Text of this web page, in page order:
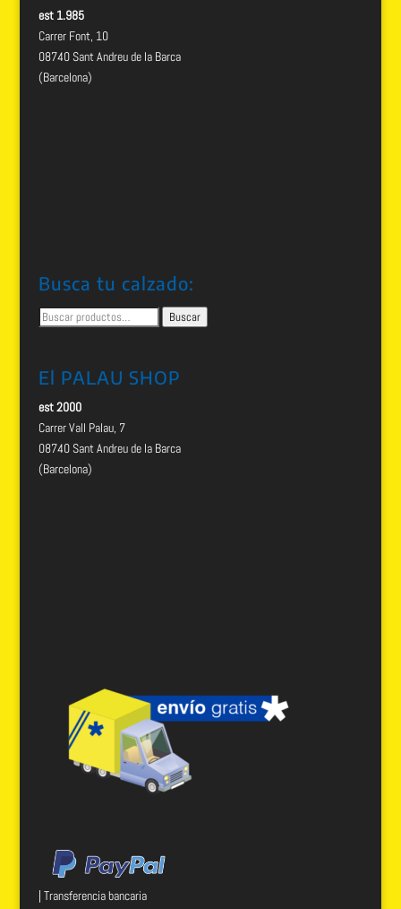
est 1.985
Carrer Font, 10
08740 Sant Andreu de la Barca
(Barcelona)
Busca tu calzado:
Buscar
por:
Buscar
El PALAU SHOP
est 2000
Carrer Vall Palau, 7
08740 Sant Andreu de la Barca
(Barcelona)
| Transferencia bancaria